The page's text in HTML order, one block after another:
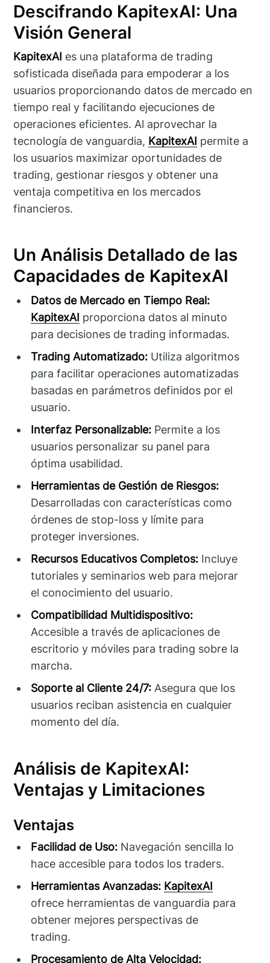
Descifrando KapitexAI: Una
Visión General
KapitexAI es una plataforma de trading
sofisticada diseñada para empoderar a los
usuarios proporcionando datos de mercado en
tiempo real y facilitando ejecuciones de
operaciones eficientes. Al aprovechar la
tecnología de vanguardia, KapitexAI permite a
los usuarios maximizar oportunidades de
trading, gestionar riesgos y obtener una
ventaja competitiva en los mercados
financieros.
Un Análisis Detallado de las
Capacidades de KapitexAI
Datos de Mercado en Tiempo Real:
KapitexAI proporciona datos al minuto
para decisiones de trading informadas.
Trading Automatizado: Utiliza algoritmos
para facilitar operaciones automatizadas
basadas en parámetros definidos por el
usuario.
Interfaz Personalizable: Permite a los
usuarios personalizar su panel para
óptima usabilidad.
Herramientas de Gestión de Riesgos:
Desarrolladas con características como
órdenes de stop-loss y límite para
proteger inversiones.
Recursos Educativos Completos: Incluye
tutoriales y seminarios web para mejorar
el conocimiento del usuario.
Compatibilidad Multidispositivo:
Accesible a través de aplicaciones de
escritorio y móviles para trading sobre la
marcha.
Soporte al Cliente 24/7: Asegura que los
usuarios reciban asistencia en cualquier
momento del día.
Análisis de KapitexAI:
Ventajas y Limitaciones
Ventajas
Facilidad de Uso: Navegación sencilla lo
hace accesible para todos los traders.
Herramientas Avanzadas: KapitexAI
ofrece herramientas de vanguardia para
obtener mejores perspectivas de
trading.
Procesamiento de Alta Velocidad: